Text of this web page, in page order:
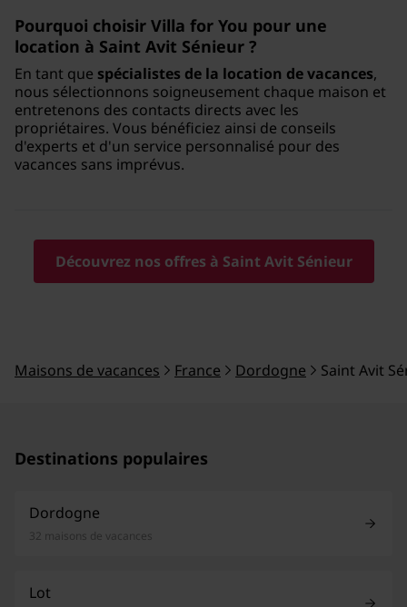
Pourquoi choisir Villa for You pour une
location à Saint Avit Sénieur ?
En tant que spécialistes de la location de vacances,
nous sélectionnons soigneusement chaque maison et
entretenons des contacts directs avec les
propriétaires. Vous bénéficiez ainsi de conseils
d'experts et d'un service personnalisé pour des
vacances sans imprévus.
Découvrez nos offres à Saint Avit Sénieur
Maisons de vacances France Dordogne Saint Avit
Destinations populaires
Dordogne
32 maisons de vacances
Lot